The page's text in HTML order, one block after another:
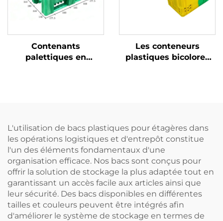
Contenants
palettiques en
Les conteneurs
plastiques bicolores
L'utilisation de bacs plastiques pour étagères dans
les opérations logistiques et d'entrepôt constitue
l'un des éléments fondamentaux d'une
organisation efficace. Nos bacs sont conçus pour
offrir la solution de stockage la plus adaptée tout en
garantissant un accès facile aux articles ainsi que
leur sécurité. Des bacs disponibles en différentes
tailles et couleurs peuvent être intégrés afin
d'améliorer le système de stockage en termes de